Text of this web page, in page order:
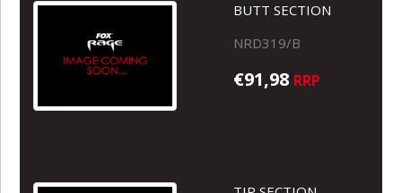
BUTT SECTION
NRD319/B
€91,98 RRP